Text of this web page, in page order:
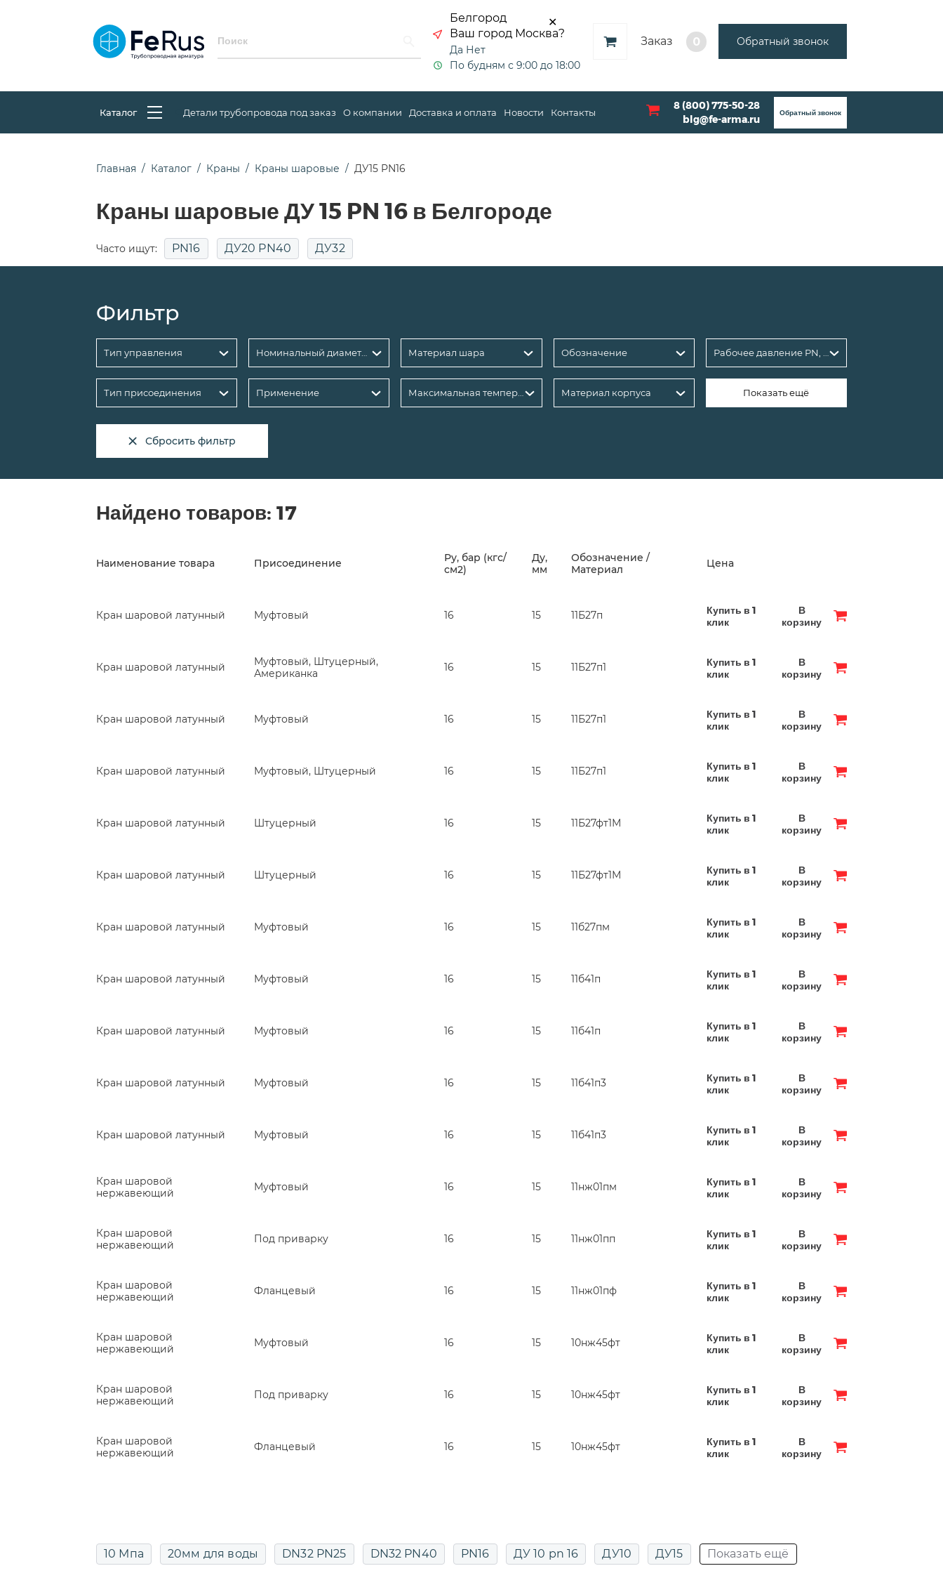
Белгород
✕
Ваш город Москва?
Да Нет
По будням с 9:00 до 18:00
Заказ 0 Обратный звонок
Каталог Детали трубопровода под заказ О компании Доставка и оплата Новости Контакты
8 (800) 775-50-28
blg@fe-arma.ru
Обратный звонок
Главная Каталог Краны Краны шаровые ДУ15 PN16
Краны шаровые ДУ 15 PN 16 в Белгороде
Часто ищут: PN16 ДУ20 PN40 ДУ32
Фильтр
Тип управления Материал шара Обозначение
Тип присоединения Применение Материал корпуса Показать ещё
Сбросить фильтр
Найдено товаров: 17
Наименование товара Присоединение
Ру, бар (кгс/
см2)
Ду,
мм
Обозначение /
Материал
Цена
Кран шаровой латунный Муфтовый 16 15 11Б27п
Купить в 1
клик
В
корзину
Кран шаровой латунный
Муфтовый, Штуцерный,
Американка
16 15 11Б27п1
Купить в 1
клик
В
корзину
Кран шаровой латунный Муфтовый 16 15 11Б27п1
Купить в 1
клик
В
корзину
Кран шаровой латунный Муфтовый, Штуцерный 16 15 11Б27п1
Купить в 1
клик
В
корзину
Кран шаровой латунный Штуцерный 16 15 11Б27фт1М
Купить в 1
клик
В
корзину
Кран шаровой латунный Штуцерный 16 15 11Б27фт1М
Купить в 1
клик
В
корзину
Кран шаровой латунный Муфтовый 16 15 11б27пм
Купить в 1
клик
В
корзину
Кран шаровой латунный Муфтовый 16 15 11б41п
Купить в 1
клик
В
корзину
Кран шаровой латунный Муфтовый 16 15 11б41п
Купить в 1
клик
В
корзину
Кран шаровой латунный Муфтовый 16 15 11б41п3
Купить в 1
клик
В
корзину
Кран шаровой латунный Муфтовый 16 15 11б41п3
Купить в 1
клик
В
корзину
Кран шаровой
нержавеющий
Муфтовый 16 15 11нж01пм
Купить в 1
клик
В
корзину
Кран шаровой
нержавеющий
Под приварку 16 15 11нж01пп
Купить в 1
клик
В
корзину
Кран шаровой
нержавеющий
Фланцевый 16 15 11нж01пф
Купить в 1
клик
В
корзину
Кран шаровой
нержавеющий
Муфтовый 16 15 10нж45фт
Купить в 1
клик
В
корзину
Кран шаровой
нержавеющий
Под приварку 16 15 10нж45фт
Купить в 1
клик
В
корзину
Кран шаровой
нержавеющий
Фланцевый 16 15 10нж45фт
Купить в 1
клик
В
корзину
10 Мпа 20мм для воды DN32 PN25 DN32 PN40 PN16 ДУ 10 pn 16 ДУ10 ДУ15 Показать ещё